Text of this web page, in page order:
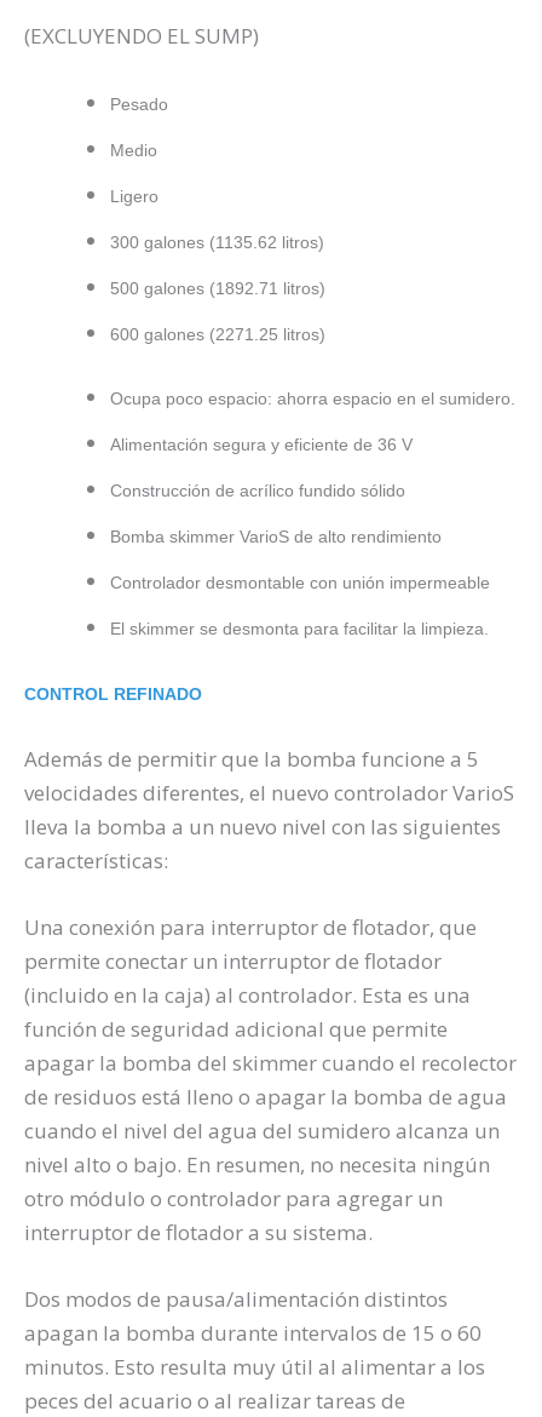
(EXCLUYENDO EL SUMP)
Pesado
Medio
Ligero
300 galones (1135.62 litros)
500 galones (1892.71 litros)
600 galones (2271.25 litros)
Ocupa poco espacio: ahorra espacio en el sumidero.
Alimentación segura y eficiente de 36 V
Construcción de acrílico fundido sólido
Bomba skimmer VarioS de alto rendimiento
Controlador desmontable con unión impermeable
El skimmer se desmonta para facilitar la limpieza.
CONTROL REFINADO
Además de permitir que la bomba funcione a 5
velocidades diferentes, el nuevo controlador VarioS
lleva la bomba a un nuevo nivel con las siguientes
características:
Una conexión para interruptor de flotador, que
permite conectar un interruptor de flotador
(incluido en la caja) al controlador. Esta es una
función de seguridad adicional que permite
apagar la bomba del skimmer cuando el recolector
de residuos está lleno o apagar la bomba de agua
cuando el nivel del agua del sumidero alcanza un
nivel alto o bajo. En resumen, no necesita ningún
otro módulo o controlador para agregar un
interruptor de flotador a su sistema.
Dos modos de pausa/alimentación distintos
apagan la bomba durante intervalos de 15 o 60
minutos. Esto resulta muy útil al alimentar a los
peces del acuario o al realizar tareas de